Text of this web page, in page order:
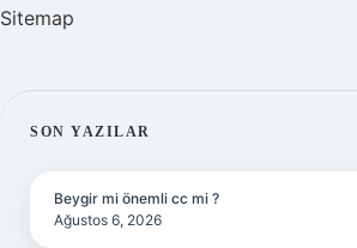
Sitemap
SIDEBAR
SON YAZILAR
Beygir mi önemli cc mi ?
Ağustos 6, 2026